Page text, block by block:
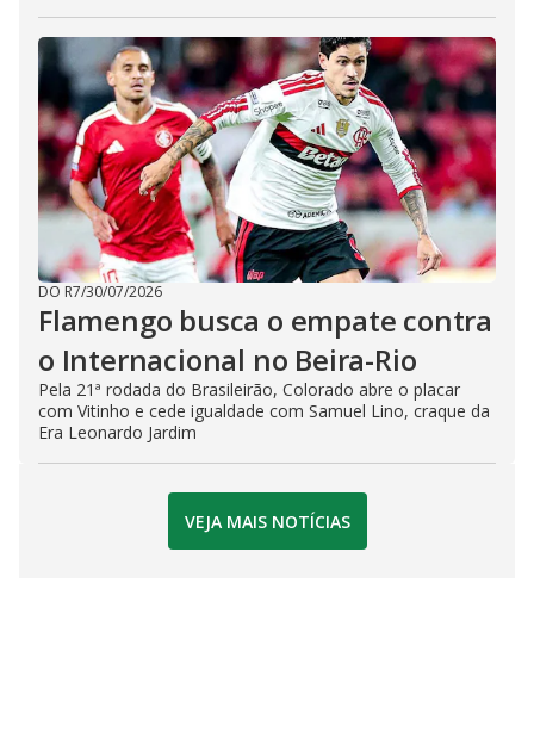
DO R7/30/07/2026
Flamengo busca o empate contra
o Internacional no Beira-Rio
Pela 21ª rodada do Brasileirão, Colorado abre o placar
com Vitinho e cede igualdade com Samuel Lino, craque da
Era Leonardo Jardim
VEJA MAIS NOTÍCIAS